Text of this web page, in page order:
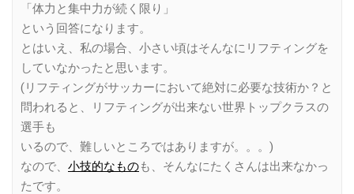
「体力と集中力が続く限り」
という回答になります。
とはいえ、私の場合、小さい頃はそんなにリフティングを
していなかったと思います。
(リフティングがサッカーにおいて絶対に必要な技術か？と
問われると、リフティングが出来ない世界トップクラスの
選手も
いるので、難しいところではありますが。。。)
なので、 小技的なものも、そんなにたくさんは出来なかっ
たです。